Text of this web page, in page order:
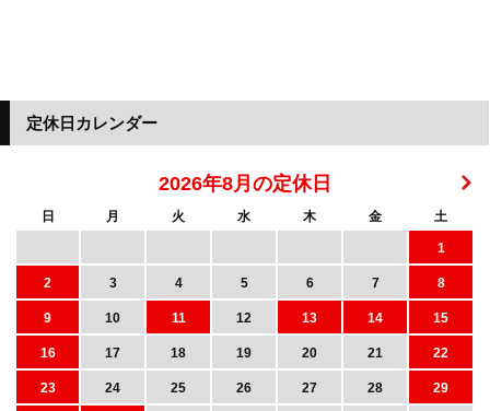
定休日カレンダー
2026年8月の定休日
日 月 火 水 木 金
土
1
2
3 4 5 6 7
8
9
10 11 12 13 14
15
16
17 18 19 20 21
22
23
24 25 26 27 28
29